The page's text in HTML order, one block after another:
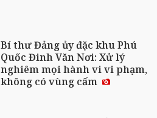
Bí thư Đảng ủy đặc khu Phú
Quốc Đinh Văn Nơi: Xử lý
nghiêm mọi hành vi vi phạm,
không có vùng cấm